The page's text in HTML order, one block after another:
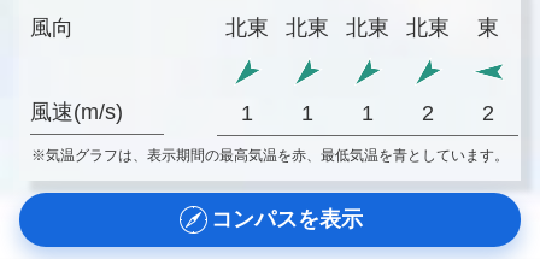
風向
風速(m/s)
北東
北東 北東 北東 東
1 1 1 2 2
※気温グラフは、表示期間の最高気温を赤、最低気温を青としています。
コンパスを表示